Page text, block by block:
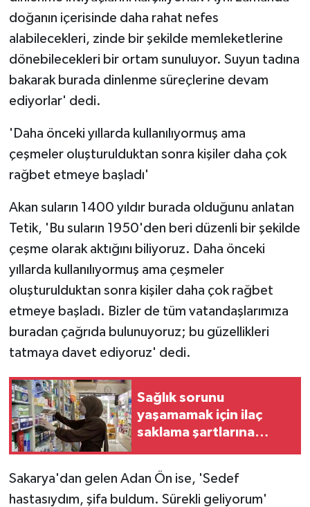
doğanın içerisinde daha rahat nefes
alabilecekleri, zinde bir şekilde memleketlerine
dönebilecekleri bir ortam sunuluyor. Suyun tadına
bakarak burada dinlenme süreçlerine devam
ediyorlar' dedi.
'Daha önceki yıllarda kullanılıyormuş ama
çeşmeler oluşturulduktan sonra kişiler daha çok
rağbet etmeye başladı'
Akan suların 1400 yıldır burada olduğunu anlatan
Tetik, 'Bu suların 1950'den beri düzenli bir şekilde
çeşme olarak aktığını biliyoruz. Daha önceki
yıllarda kullanılıyormuş ama çeşmeler
oluşturulduktan sonra kişiler daha çok rağbet
etmeye başladı. Bizler de tüm vatandaşlarımıza
buradan çağrıda bulunuyoruz; bu güzellikleri
tatmaya davet ediyoruz' dedi.
Sağlık sorunu
yaşamamak için ilaç
saklama şartlarına
Sakarya'dan gelen Adan Ön ise, 'Sedef
hastasıydım, şifa buldum. Sürekli geliyorum'
YAŞAM
YEREL
Yerel Haberler